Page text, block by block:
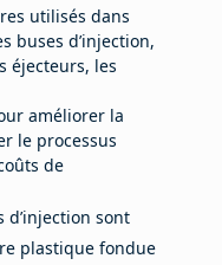
utilisés dans
buses d’injection,
éjecteurs, les
améliorer la
le processus
de
d’injection sont
plastique fondue